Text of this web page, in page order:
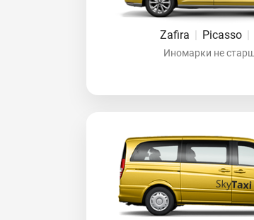
Zafira | Picasso |
Иномарки не